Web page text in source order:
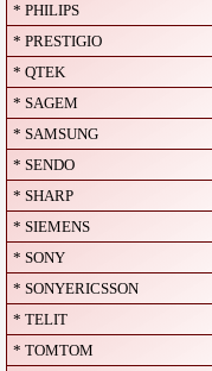
* PHILIPS
* PRESTIGIO
* QTEK
* SAGEM
* SAMSUNG
* SENDO
* SHARP
* SIEMENS
* SONY
* SONYERICSSON
* TELIT
* TOMTOM